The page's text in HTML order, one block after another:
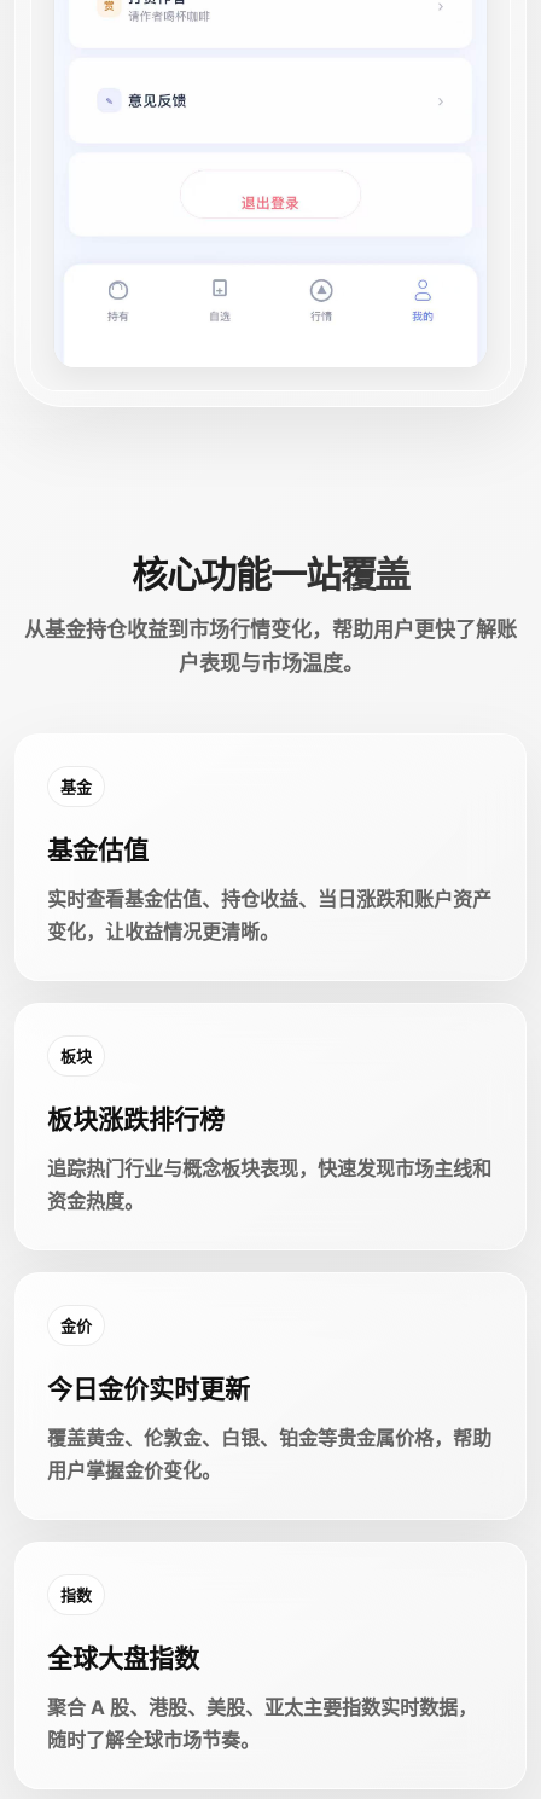
核心功能一站覆盖
从基金持仓收益到市场行情变化，帮助用户更快了解账
户表现与市场温度。
基金
基金估值
实时查看基金估值、持仓收益、当日涨跌和账户资产
变化，让收益情况更清晰。
板块
板块涨跌排行榜
追踪热门行业与概念板块表现，快速发现市场主线和
资金热度。
金价
今日金价实时更新
覆盖黄金、伦敦金、白银、铂金等贵金属价格，帮助
用户掌握金价变化。
指数
全球大盘指数
聚合 A 股、港股、美股、亚太主要指数实时数据，
随时了解全球市场节奏。